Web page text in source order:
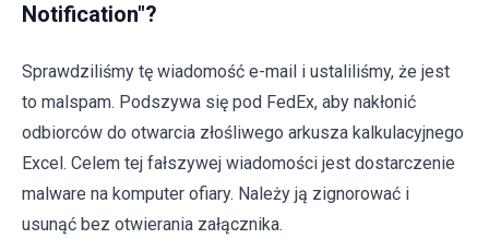
Notification"?
Sprawdziliśmy tę wiadomość e-mail i ustaliliśmy, że jest
to malspam. Podszywa się pod FedEx, aby nakłonić
odbiorców do otwarcia złośliwego arkusza kalkulacyjnego
Excel. Celem tej fałszywej wiadomości jest dostarczenie
malware na komputer ofiary. Należy ją zignorować i
usunąć bez otwierania załącznika.